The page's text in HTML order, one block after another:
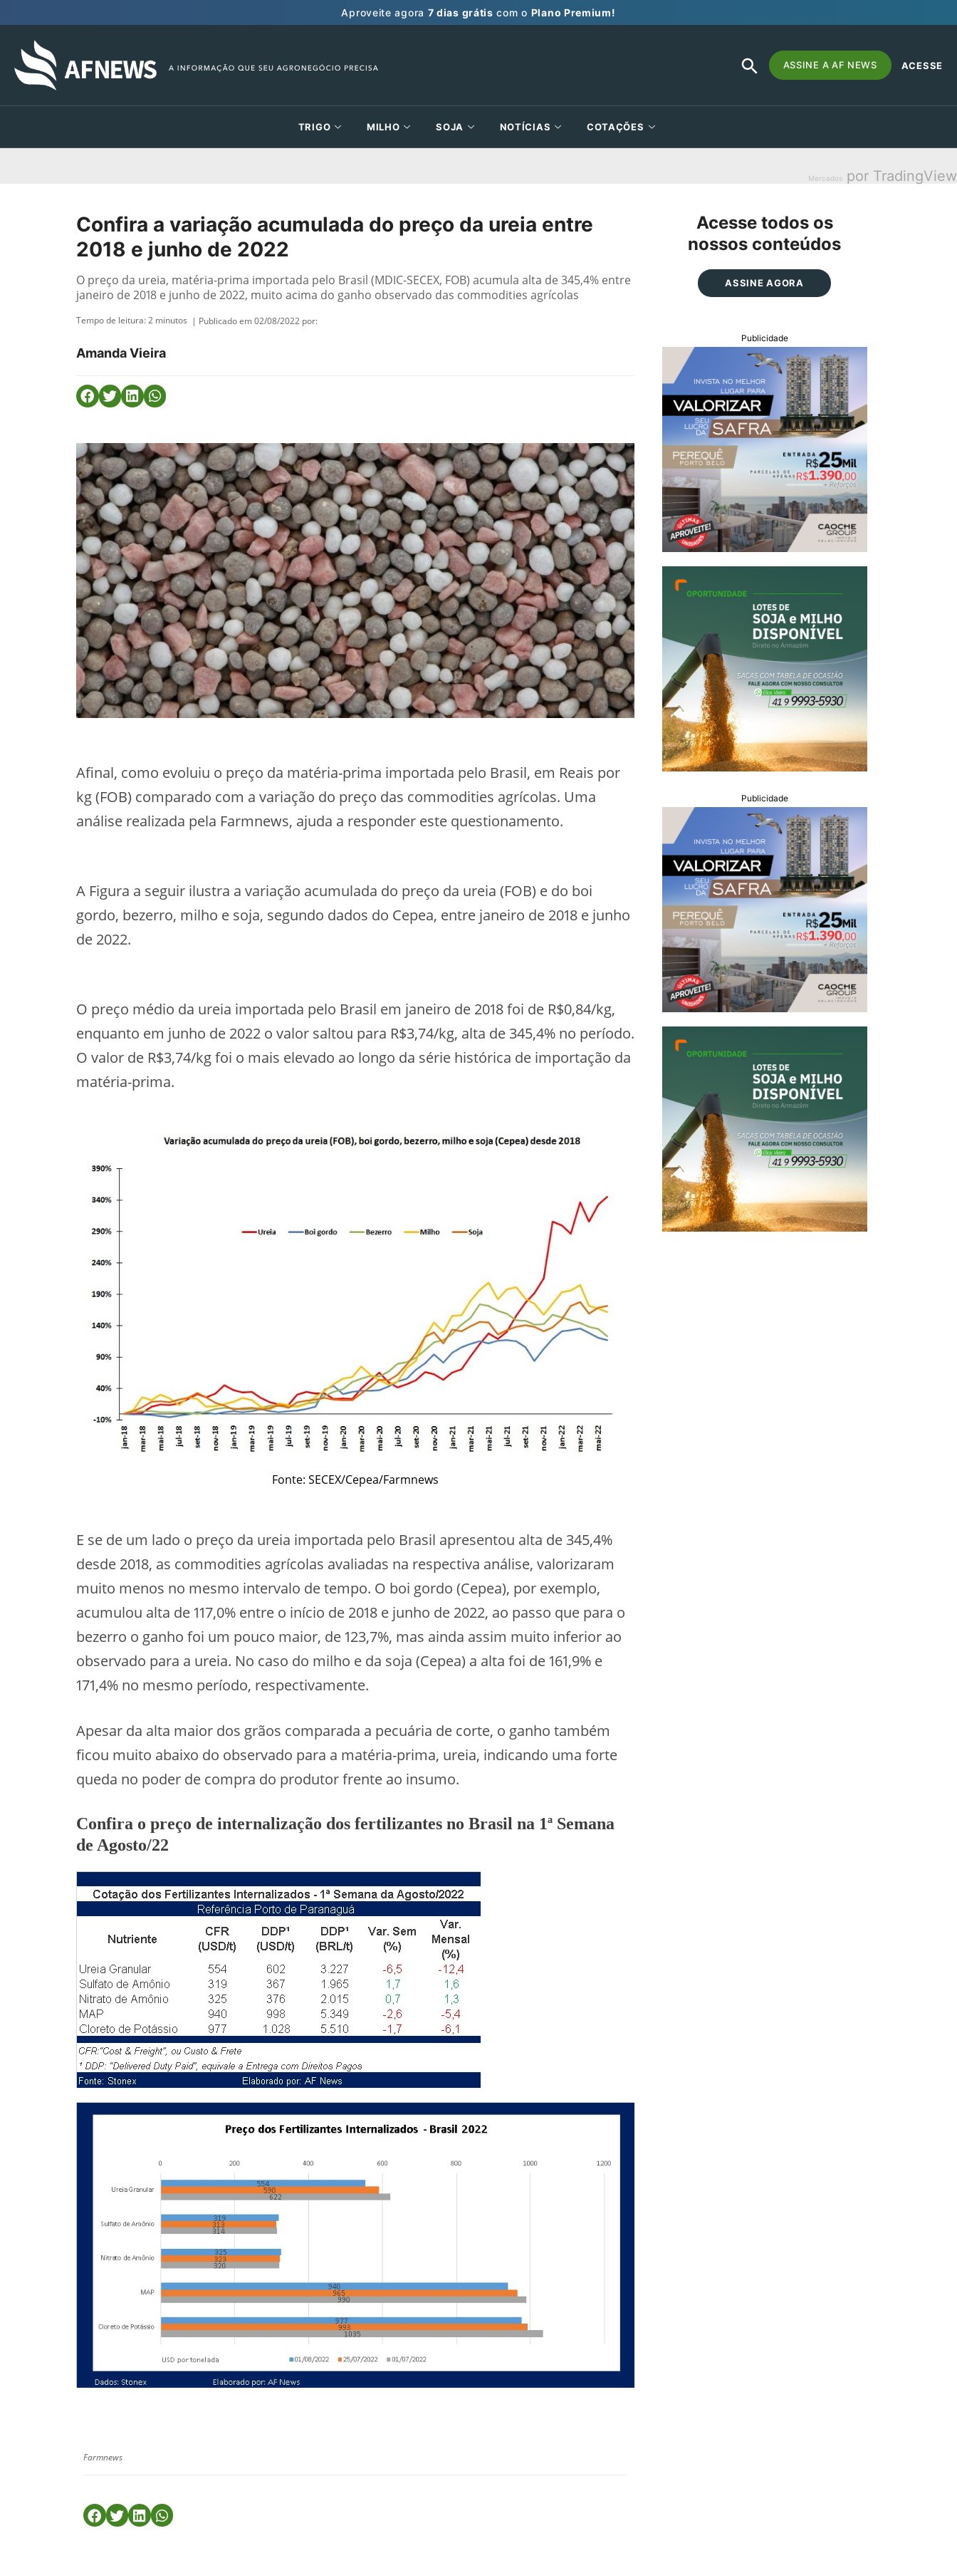
Aproveite agora 7 dias grátis com o Plano Premium!
Search
for:
SEARCH
BUTTON
ASSINE A AF NEWS ACESSE
TRIGO MILHO SOJA NOTÍCIAS COTAÇÕES
Mercados por TradingView
Confira a variação acumulada do preço da ureia entre
2018 e junho de 2022
O preço da ureia, matéria-prima importada pelo Brasil (MDIC-SECEX, FOB) acumula alta de 345,4% entre
janeiro de 2018 e junho de 2022, muito acima do ganho observado das commodities agrícolas
Tempo de leitura:2 minutos | Publicado em 02/08/2022 por:
Amanda Vieira
Afinal, como evoluiu o preço da matéria-prima importada pelo Brasil, em Reais por
kg (FOB) comparado com a variação do preço das commodities agrícolas. Uma
análise realizada pela Farmnews, ajuda a responder este questionamento.
A Figura a seguir ilustra a variação acumulada do preço da ureia (FOB) e do boi
gordo, bezerro, milho e soja, segundo dados do Cepea, entre janeiro de 2018 e junho
de 2022.
O preço médio da ureia importada pelo Brasil em janeiro de 2018 foi de R$0,84/kg,
enquanto em junho de 2022 o valor saltou para R$3,74/kg, alta de 345,4% no período.
O valor de R$3,74/kg foi o mais elevado ao longo da série histórica de importação da
matéria-prima.
Fonte: SECEX/Cepea/Farmnews
E se de um lado o preço da ureia importada pelo Brasil apresentou alta de 345,4%
desde 2018, as commodities agrícolas avaliadas na respectiva análise, valorizaram
muito menos no mesmo intervalo de tempo. O boi gordo (Cepea), por exemplo,
acumulou alta de 117,0% entre o início de 2018 e junho de 2022, ao passo que para o
bezerro o ganho foi um pouco maior, de 123,7%, mas ainda assim muito inferior ao
observado para a ureia. No caso do milho e da soja (Cepea) a alta foi de 161,9% e
171,4% no mesmo período, respectivamente.
Apesar da alta maior dos grãos comparada a pecuária de corte, o ganho também
ficou muito abaixo do observado para a matéria-prima, ureia, indicando uma forte
queda no poder de compra do produtor frente ao insumo.
Confira o preço de internalização dos fertilizantes no Brasil na 1ª Semana
de Agosto/22
Farmnews
Acesse todos os
nossos conteúdos
ASSINE AGORA
Publicidade
Publicidade